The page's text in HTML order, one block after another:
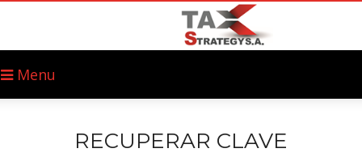
Menu
RECUPERAR CLAVE